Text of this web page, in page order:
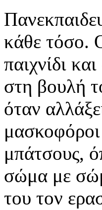
κάθε τόσο.
παιχνίδι
στη βουλή
όταν
μασκοφόροι
μπάτσους,
σώμα με
του τον